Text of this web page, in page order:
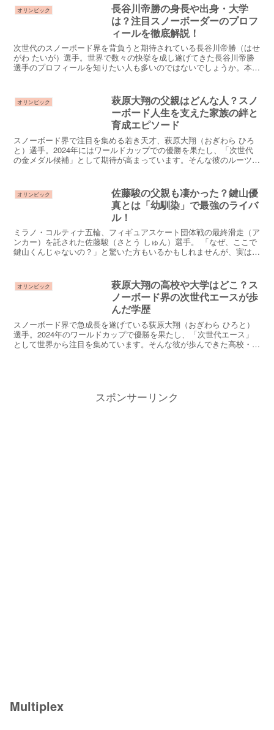
オリンピック
長谷川帝勝の身長や出身・大学
は？注目スノーボーダーのプロフ
ィールを徹底解説！
次世代のスノーボード界を背負うと期待されている長谷川帝勝（はせ
がわ たいが）選手。世界で数々の快挙を成し遂げてきた長谷川帝勝
選手のプロフィールを知りたい人も多いのではないでしょうか。本記
オリンピック
萩原大翔の父親はどんな人？スノ
ーボード人生を支えた家族の絆と
育成エピソード
スノーボード界で注目を集める若き天才、萩原大翔（おぎわら ひろ
と）選手。2024年にはワールドカップでの優勝を果たし、「次世代
の金メダル候補」として期待が高まっています。そんな彼のルーツに
オリンピック
佐藤駿の父親も凄かった？鍵山優
真とは「幼馴染」で最強のライバ
ル！
ミラノ・コルティナ五輪、フィギュアスケート団体戦の最終滑走（ア
ンカー）を託された佐藤駿（さとう しゅん）選手。 「なぜ、ここで
鍵山くんじゃないの？」と驚いた方もいるかもしれませんが、実は彼
オリンピック
萩原大翔の高校や大学はどこ？ス
ノーボード界の次世代エースが歩
んだ学歴
スノーボード界で急成長を遂げている荻原大翔（おぎわら ひろと）
選手。2024年のワールドカップで優勝を果たし、「次世代エース」
として世界から注目を集めています。そんな彼が歩んできた高校・大
スポンサーリンク
Multiplex